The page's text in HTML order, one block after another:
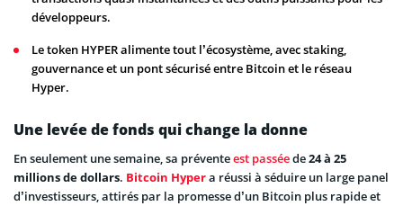
développeurs.
Le token HYPER alimente tout l’écosystème, avec staking,
gouvernance et un pont sécurisé entre Bitcoin et le réseau
Hyper.
Une levée de fonds qui change la donne
En seulement une semaine, sa préventeest passéede24 à 25
millions de dollars. Bitcoin Hypera réussi à séduire un large panel
d’investisseurs, attirés par la promesse d’un Bitcoin plus rapide et